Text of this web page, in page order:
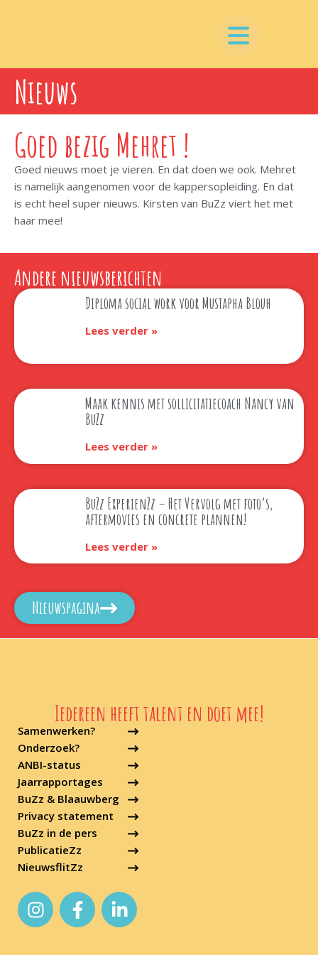
Nieuws
Goed bezig Mehret !
Goed nieuws moet je vieren. En dat doen we ook. Mehret
is namelijk aangenomen voor de kappersopleiding. En dat
is echt heel super nieuws. Kirsten van BuZz viert het met
haar mee!
Andere nieuwsberichten
Diploma social work voor Mustapha Blouh
Lees verder »
Maak kennis met sollicitatiecoach Nancy van
BuZz
Lees verder »
BuZz ExperienZz – Het Vervolg met foto’s,
aftermovies en concrete plannen!
Lees verder »
Nieuwspagina
Samenwerken?
Onderzoek?
ANBI-status
Jaarrapportages
BuZz & Blaauwberg
Privacy statement
Iedereen heeft talent en doet mee!
BuZz in de pers
PublicatieZz
NieuwsflitZz